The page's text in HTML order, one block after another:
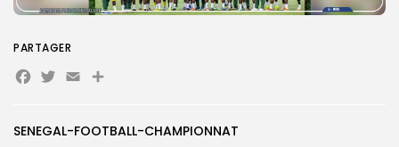
Search
for:
SENEGAL-FOOTBALL-CHAMPIONNAT
PARTAGER
Facebook
Twitter
EmailPartager